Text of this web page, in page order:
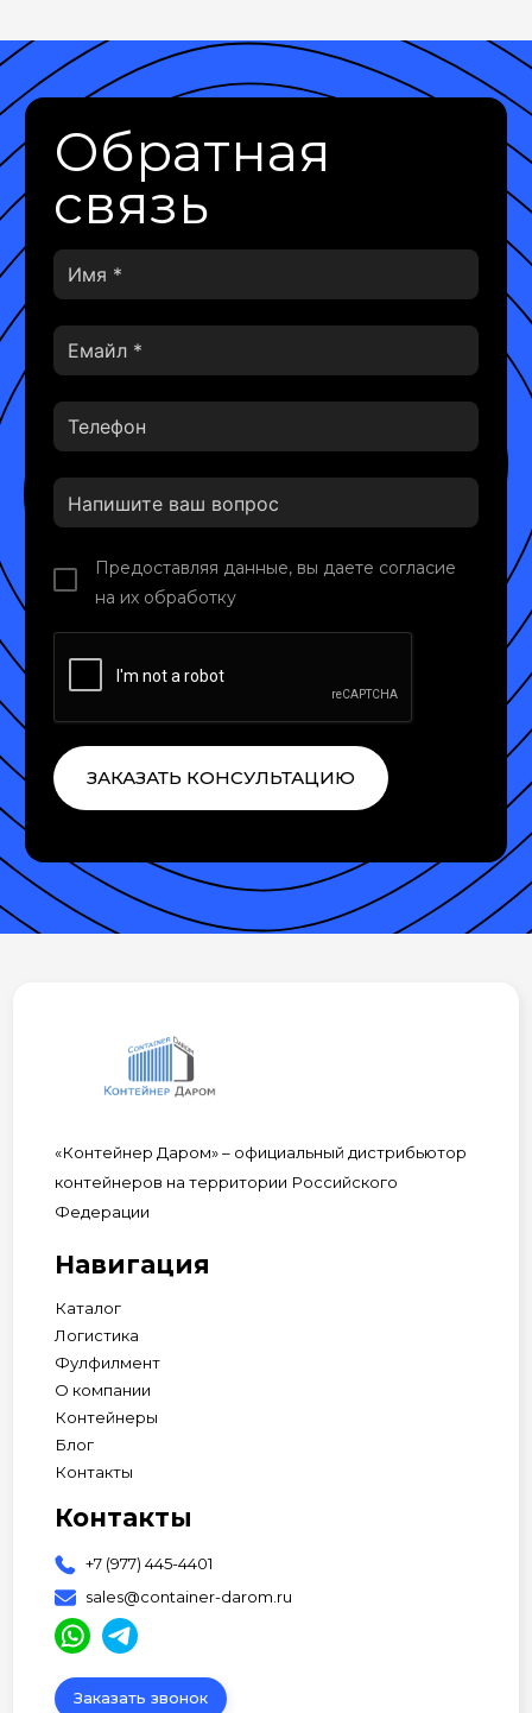
Обратная
связь
Предоставляя данные, вы даете согласие
на их обработку
ЗАКАЗАТЬ КОНСУЛЬТАЦИЮ
«Контейнер Даром» – официальный дистрибьютор
контейнеров на территории Российского
Федерации
Навигация
Каталог
Логистика
Фулфилмент
О компании
Контейнеры
Блог
Контакты
Контакты
+7 (977) 445-4401
sales@container-darom.ru
Заказать звонок